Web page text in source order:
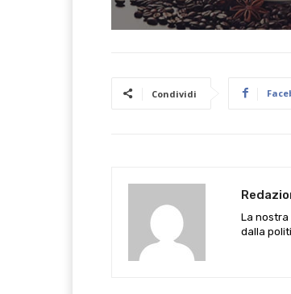
Condividi
La
dalla